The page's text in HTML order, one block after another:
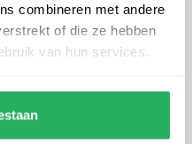
combineren met andere
of die ze hebben
van hun services.
het vakantiegevoel
zetten direct de juiste
zeer tevreden over de